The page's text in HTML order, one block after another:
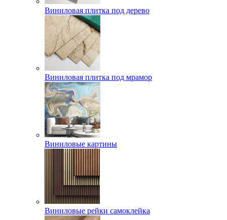
Виниловая плитка под дерево
Виниловая плитка под мрамор
Виниловые картины
Виниловые рейки самоклейка